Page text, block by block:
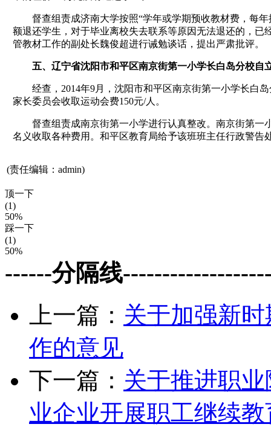
督查组责成济南大学按照“学年或学期预收教材费，每年
额退还学生，对于毕业离校失去联系等原因无法退还的，
管教材工作的副处长魏俊超进行诫勉谈话，提出严肃批评。
五、辽宁省沈阳市和平区南京街第一小学长白岛分校自
经查，2014年9月，沈阳市和平区南京街第一小学长白岛
家长委员会收取运动会费150元/人。
督查组责成南京街第一小学进行认真整改。南京街第一
名义收取各种费用。和平区教育局给予该班班主任行政警告
(责任编辑：admin)
顶一下
(1)
50%
踩一下
(1)
50%
------分隔线
上一篇： 关于加强新
作的意见
下一篇： 关于推进职
业企业开展职工继续教